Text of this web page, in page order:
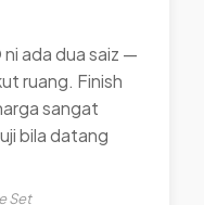
ada dua saiz —
ruang. Finish
sangat
bila datang
Set